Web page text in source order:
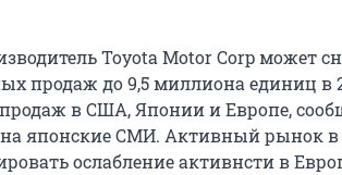
Toyota Motor Corp может
продаж до 9,5 миллиона единиц в
в США, Японии и Европе,
японские СМИ. Активный рынок в
ослабление активнсти в